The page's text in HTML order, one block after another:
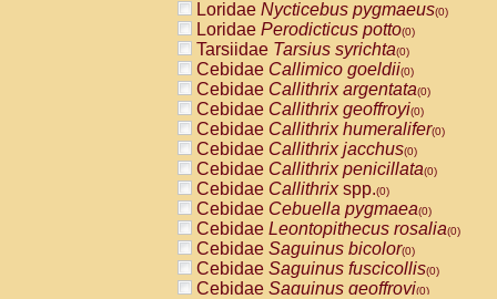
Loridae Nycticebus pygmaeus(0)
Loridae Perodicticus potto(0)
Tarsiidae Tarsius syrichta(0)
Cebidae Callimico goeldii(0)
Cebidae Callithrix argentata(0)
Cebidae Callithrix geoffroyi(0)
Cebidae Callithrix humeralifer(0)
Cebidae Callithrix jacchus(0)
Cebidae Callithrix penicillata(0)
Cebidae Callithrixspp.(0)
Cebidae Cebuella pygmaea(0)
Cebidae Leontopithecus rosalia(0)
Cebidae Saguinus bicolor(0)
Cebidae Saguinus fuscicollis(0)
Cebidae Saguinus geoffroyi(0)